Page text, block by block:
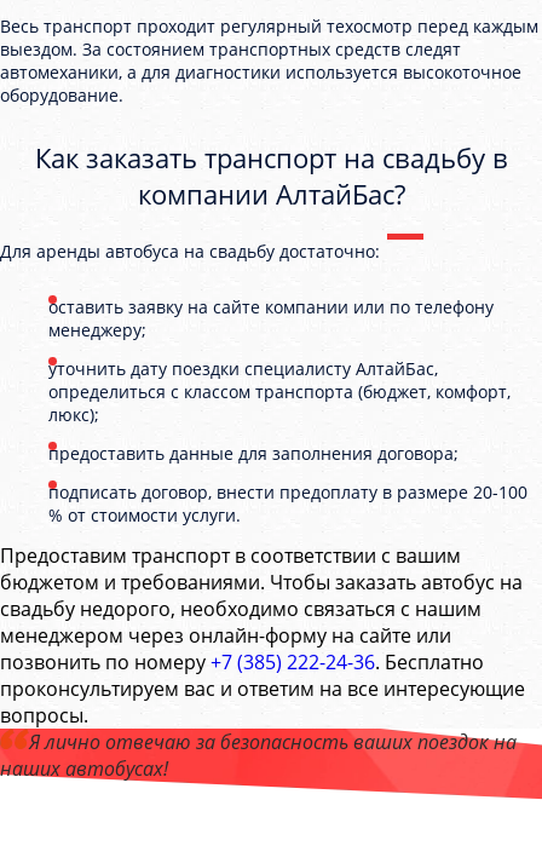
Весь транспорт проходит регулярный техосмотр перед каждым
выездом. За состоянием транспортных средств следят
автомеханики, а для диагностики используется высокоточное
оборудование.
Как заказать транспорт на свадьбу в
компании АлтайБас?
Для аренды автобуса на свадьбу достаточно:
оставить заявку на сайте компании или по телефону
менеджеру;
уточнить дату поездки специалисту АлтайБас,
определиться с классом транспорта (бюджет, комфорт,
люкс);
предоставить данные для заполнения договора;
подписать договор, внести предоплату в размере 20-100
% от стоимости услуги.
Предоставим транспорт в соответствии с вашим
бюджетом и требованиями. Чтобы заказать автобус на
свадьбу недорого, необходимо связаться с нашим
менеджером через онлайн-форму на сайте или
позвонить по номеру+7 (385) 222-24-36. Бесплатно
проконсультируем вас и ответим на все интересующие
вопросы.
Я лично отвечаю за безопасность ваших поездок на
наших автобусах!